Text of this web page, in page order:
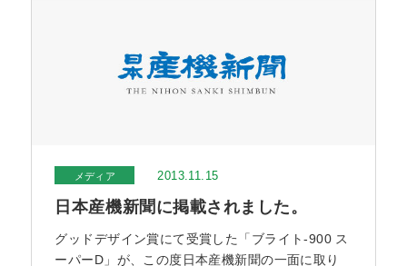
メディア 2013.11.15
日本産機新聞に掲載されました。
グッドデザイン賞にて受賞した「ブライト-900 ス
ーパーD」が、この度日本産機新聞の一面に取り